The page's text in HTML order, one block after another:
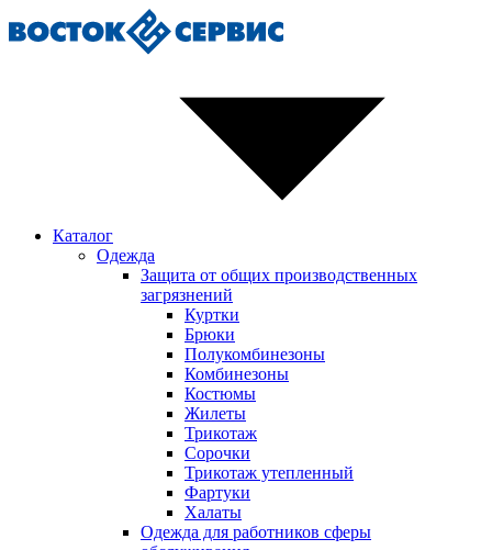
Каталог
Одежда
Защита от общих производственных
загрязнений
Куртки
Брюки
Полукомбинезоны
Комбинезоны
Костюмы
Жилеты
Трикотаж
Сорочки
Трикотаж утепленный
Фартуки
Халаты
Одежда для работников сферы